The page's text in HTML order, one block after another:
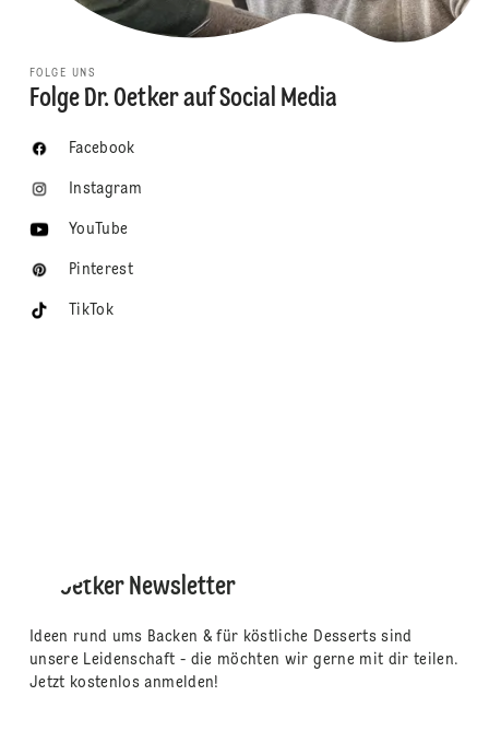
FOLGE UNS
Folge Dr. Oetker auf Social Media
Facebook
Instagram
YouTube
Pinterest
TikTok
Dr. Oetker Newsletter
Ideen rund ums Backen & für köstliche Desserts sind
unsere Leidenschaft - die möchten wir gerne mit dir teilen.
Jetzt kostenlos anmelden!